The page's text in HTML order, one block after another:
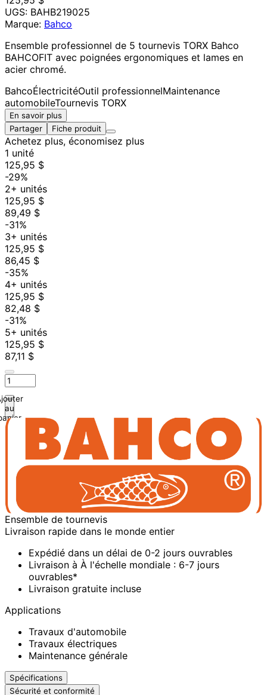
UGS: BAHB219025
Marque: Bahco
Ensemble professionnel de 5 tournevis TORX Bahco
BAHCOFIT avec poignées ergonomiques et lames en
acier chromé.
BahcoÉlectricitéOutil professionnelMaintenance
automobileTournevis TORX
En savoir plus
Partager
Fiche produit
Achetez plus, économisez plus
1 unité
125,95 $
-29%
2+ unités
125,95 $
89,49 $
-31%
3+ unités
125,95 $
86,45 $
-35%
4+ unités
125,95 $
82,48 $
-31%
5+ unités
125,95 $
87,11 $
au
Ensemble de tournevis
Livraison rapide dans le monde entier
Expédié dans un délai de 0-2 jours ouvrables
Livraison à À l'échelle mondiale : 6-7 jours
ouvrables*
Livraison gratuite incluse
Applications
Travaux d'automobile
Travaux électriques
Maintenance générale
Spécifications
Sécurité et conformité